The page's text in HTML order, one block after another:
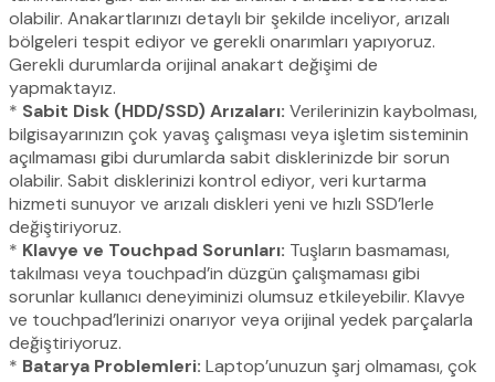
olabilir. Anakartlarınızı detaylı bir şekilde inceliyor, arızalı
bölgeleri tespit ediyor ve gerekli onarımları yapıyoruz.
Gerekli durumlarda orijinal anakart değişimi de
yapmaktayız.
* Sabit Disk (HDD/SSD) Arızaları: Verilerinizin kaybolması,
bilgisayarınızın çok yavaş çalışması veya işletim sisteminin
açılmaması gibi durumlarda sabit disklerinizde bir sorun
olabilir. Sabit disklerinizi kontrol ediyor, veri kurtarma
hizmeti sunuyor ve arızalı diskleri yeni ve hızlı SSD’lerle
değiştiriyoruz.
* Klavye ve Touchpad Sorunları: Tuşların basmaması,
takılması veya touchpad’in düzgün çalışmaması gibi
sorunlar kullanıcı deneyiminizi olumsuz etkileyebilir. Klavye
ve touchpad’lerinizi onarıyor veya orijinal yedek parçalarla
değiştiriyoruz.
* Batarya Problemleri: Laptop’unuzun şarj olmaması, çok